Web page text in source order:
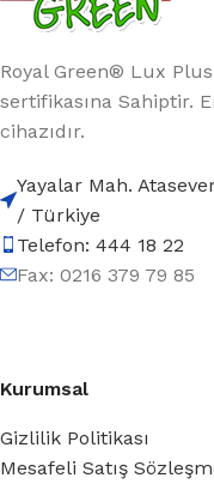
Royal Green® Lux
sertifikasına Sahiptir.
cihazıdır.
Yayalar Mah.
/ Türkiye
Telefon: 444 18 22
Fax: 0216 379 79 85
Kurumsal
Gizlilik Politikası
Mesafeli Satış